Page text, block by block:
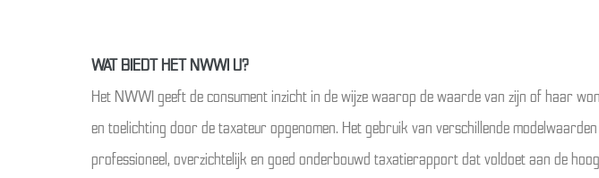
WAT BIEDT HET NWWI U?
Het NWWI geeft de consument inzicht in de wijze waarop de waarde van zijn of haar
en toelichting door de taxateur opgenomen. Het gebruik van verschillende
professioneel, overzichtelijk en goed onderbouwd taxatierapport dat voldoet aan de